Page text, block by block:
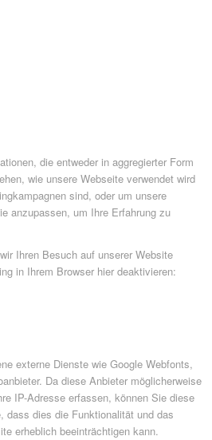
die entweder in aggregierter Form
wie unsere Webseite verwendet wird
sind, oder um unsere
anzupassen, um Ihre Erfahrung zu
Ihren Besuch auf unserer Website
in Ihrem Browser hier deaktivieren:
externe Dienste wie Google Webfonts,
Da diese Anbieter möglicherweise
IP-Adresse erfassen, können Sie diese
dass dies die Funktionalität und das
erheblich beeinträchtigen kann.